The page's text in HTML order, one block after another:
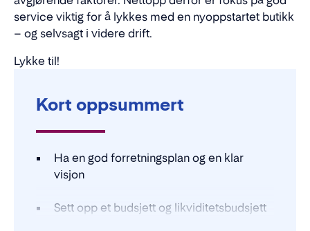
service viktig for å lykkes med en nyoppstartet butikk
– og selvsagt i videre drift.
Lykke til!
Kort oppsummert
Ha en god forretningsplan og en klar
visjon
Sett opp et budsjett og likviditetsbudsjett